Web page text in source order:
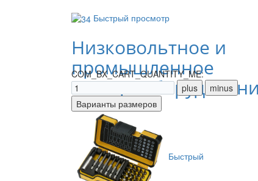
Быстрый просмотр
Низковольтное и
промышленное
COM_BX_CART_QUANTITY_ME:
Быстрый